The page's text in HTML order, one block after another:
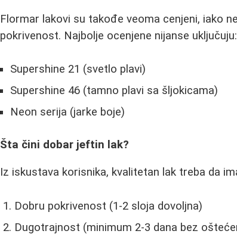
Flormar lakovi su takođe veoma cenjeni, iako
pokrivenost. Najbolje ocenjene nijanse uključuju:
Supershine 21 (svetlo plavi)
Supershine 46 (tamno plavi sa šljokicama)
Neon serija (jarke boje)
Šta čini dobar jeftin lak?
Iz iskustava korisnika, kvalitetan lak treba da
Dobru pokrivenost (1-2 sloja dovoljna)
Dugotrajnost (minimum 2-3 dana bez